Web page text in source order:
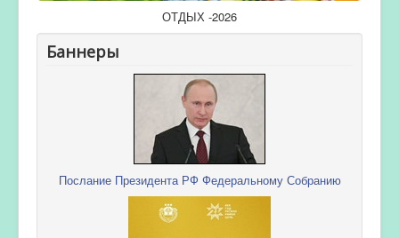
ОТДЫХ -2026
Баннеры
Послание Президента РФ Федеральному Собранию